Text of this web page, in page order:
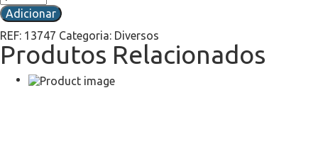
Adicionar
REF: 13747 Categoria: Diversos
Produtos Relacionados